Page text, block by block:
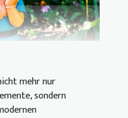
mehr nur
sondern